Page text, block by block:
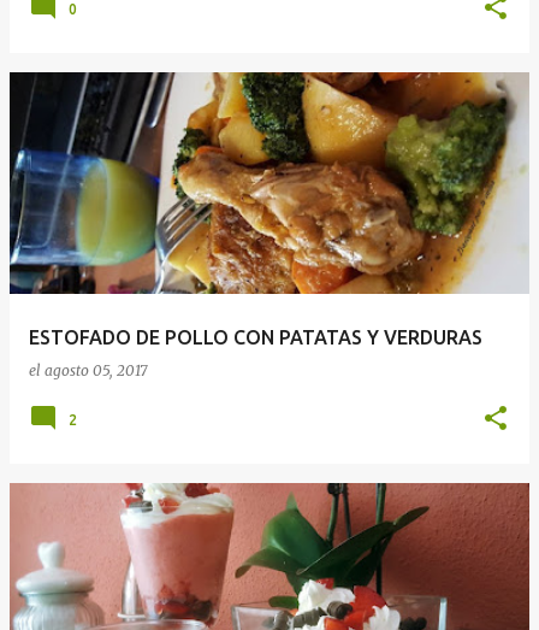
0
ESTOFADO DE POLLO CON PATATAS Y VERDURAS
el agosto 05, 2017
2